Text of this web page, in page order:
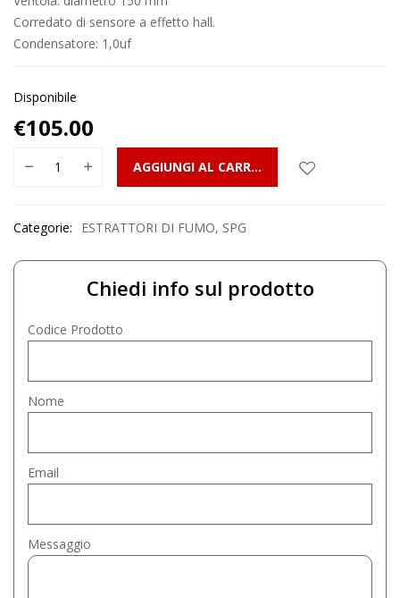
Corredato di sensore a effetto hall.
Condensatore: 1,0uf
Disponibile
€105.00
AGGIUNGI AL CARRELLO
Categorie: ESTRATTORI DI FUMO, SPG
Chiedi info sul prodotto
Codice Prodotto
Nome
Email
Messaggio